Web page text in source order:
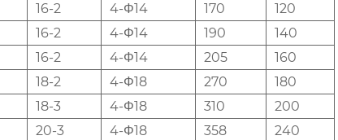
16-2 4-Φ14 170
120
16-2 4-Φ14 190
140
16-2 4-Φ14 205
160
18-2 4-Φ18 270
180
18-3 4-Φ18 310
200
20-3 4-Φ18 358
240